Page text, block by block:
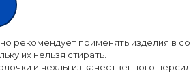
рекомендует применять изделия в
их нельзя стирать.
и чехлы из качественного